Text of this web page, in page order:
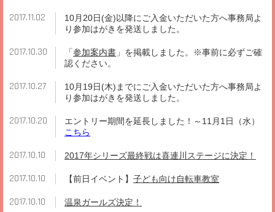
2017.11.02
10月20日(金)以降にご入金いただいた方へ事務局よ
り参加はがきを発送しました。
2017.10.30 「参加案内書 」を掲載しました。※事前に必ずご確
認ください。
2017.10.27
10月19日(木)までにご入金いただいた方へ事務局よ
り参加はがきを発送しました。
2017.10.20
エントリー期間を延長しました！～11月1日（水）
こちら
2017.10.10 2017年シリーズ最終戦は喜連川ステージに決定！
2017.10.10 【前日イベント】 子ども向け自転車教室
2017.10.10 温泉ガールズ決定！